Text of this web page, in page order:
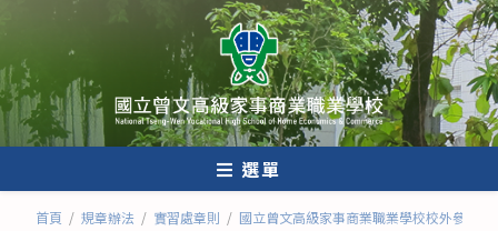
轉
至
主
要
內
選單
首頁 / 規章辦法 / 實習處章則 / 國立曾文高級家事商業職業學校校外參觀